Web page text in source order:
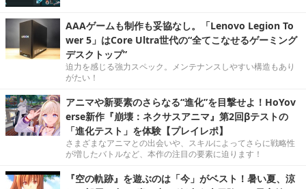
AAAゲームも制作も妥協なし。「Lenovo Legion To
wer 5」はCore Ultra世代の“全てこなせるゲーミング
デスクトップ”
迫力を感じる強力スペック。メンテナンスしやすい構造もあり
がたい！
アニマや新要素のさらなる“進化”を目撃せよ！HoYov
erse新作『崩壊：ネクサスアニマ』第2回βテストの
「進化テスト」を体験【プレイレポ】
さまざまなアニマとの出会いや、スキルによってさらに戦略性
が増したバトルなど、本作の注目の要素に迫ります！
『空の軌跡』を遊ぶのは「今」がベスト！暑い夏、涼